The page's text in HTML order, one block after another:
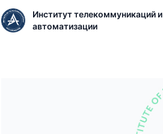
Институт телекоммуникаций и
автоматизации